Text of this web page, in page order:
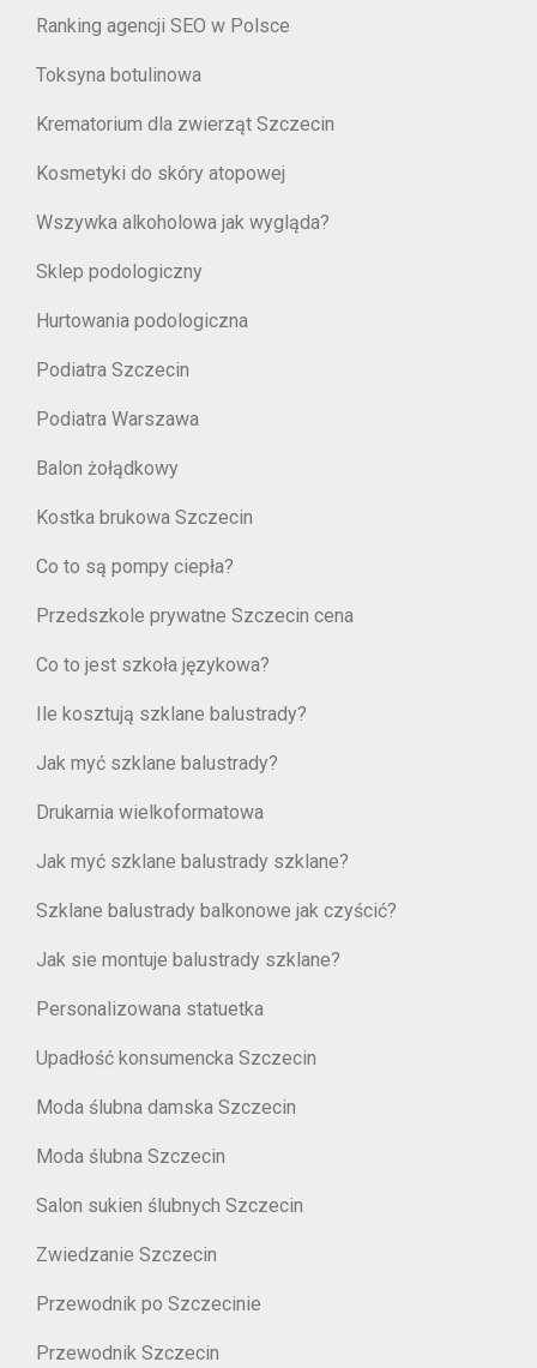
Ranking agencji SEO w Polsce
Toksyna botulinowa
Krematorium dla zwierząt Szczecin
Kosmetyki do skóry atopowej
Wszywka alkoholowa jak wygląda?
Sklep podologiczny
Hurtowania podologiczna
Podiatra Szczecin
Podiatra Warszawa
Balon żołądkowy
Kostka brukowa Szczecin
Co to są pompy ciepła?
Przedszkole prywatne Szczecin cena
Co to jest szkoła językowa?
Ile kosztują szklane balustrady?
Jak myć szklane balustrady?
Drukarnia wielkoformatowa
Jak myć szklane balustrady szklane?
Szklane balustrady balkonowe jak czyścić?
Jak sie montuje balustrady szklane?
Personalizowana statuetka
Upadłość konsumencka Szczecin
Moda ślubna damska Szczecin
Moda ślubna Szczecin
Salon sukien ślubnych Szczecin
Zwiedzanie Szczecin
Przewodnik po Szczecinie
Przewodnik Szczecin